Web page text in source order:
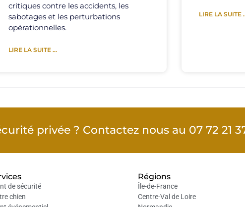
critiques contre les accidents, les
sabotages et les perturbations
opérationnelles.
LIRE LA SUITE ...
LIRE LA SUITE
privée ? Contactez nous au 07 72 21
de sécurité
chien
Régions
Île-de-France
Centre-Val de Loire